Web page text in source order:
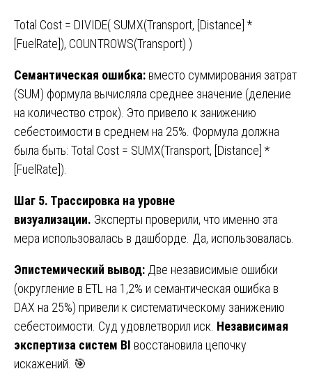
Total Cost = DIVIDE( SUMX(Transport, [Distance] *
[FuelRate]), COUNTROWS(Transport) )
Семантическая ошибка: вместо суммирования затрат
(SUM) формула вычисляла среднее значение (деление
на количество строк). Это привело к занижению
себестоимости в среднем на 25%. Формула должна
была быть: Total Cost = SUMX(Transport, [Distance] *
[FuelRate]).
Шаг 5. Трассировка на уровне
визуализации. Эксперты проверили, что именно эта
мера использовалась в дашборде. Да, использовалась.
Эпистемический вывод: Две независимые ошибки
(округление в ETL на 1,2% и семантическая ошибка в
DAX на 25%) привели к систематическому занижению
себестоимости. Суд удовлетворил иск. Независимая
экспертиза систем BI восстановила цепочку
искажений. 🎯